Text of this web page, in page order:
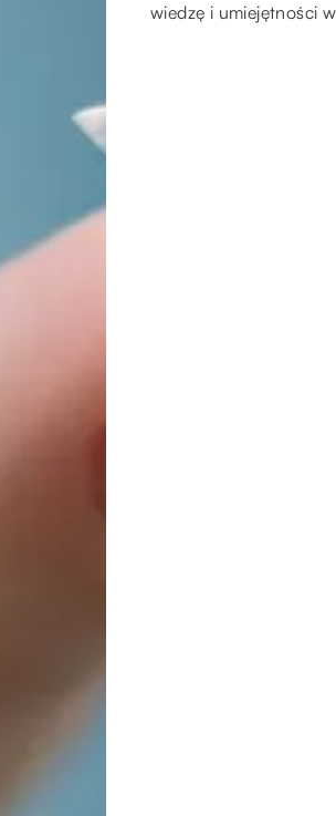
21.06.2020
wiedzę i umiejętności
wyzwaniem, ponieważ